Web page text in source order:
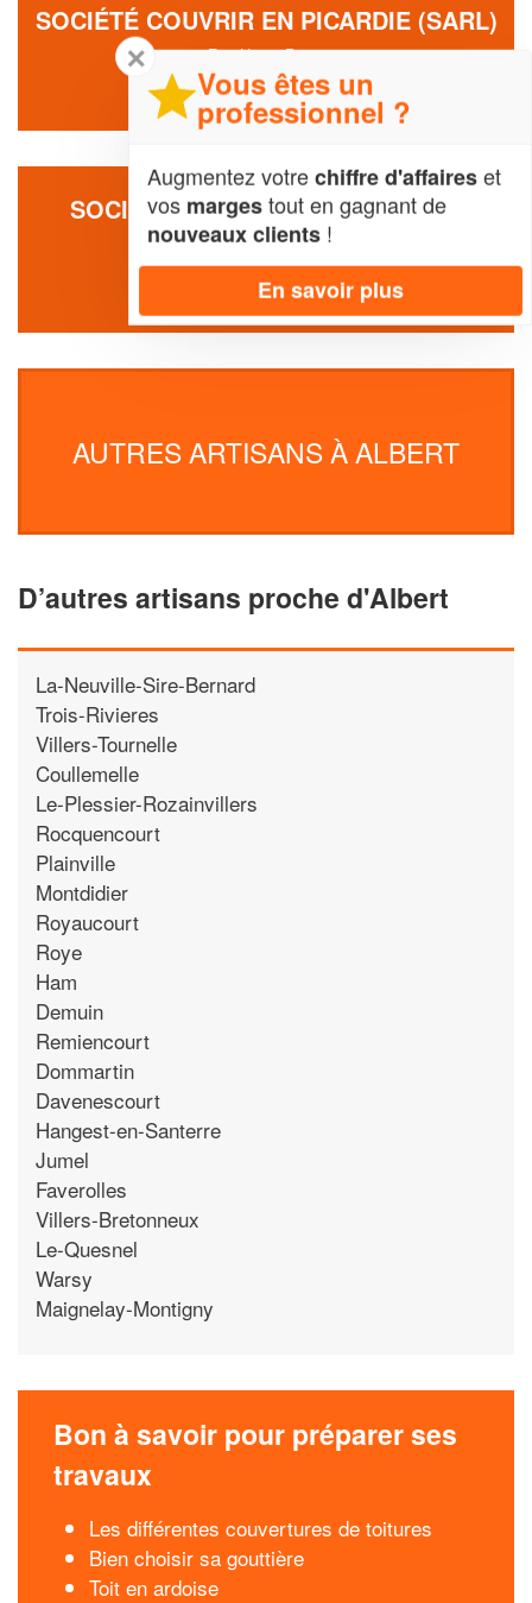
SOCIÉTÉ COUVRIR EN PICARDIE (SARL)
Rue Henry Potez
80300 Albert
SOCIÉTÉ NICOLAU PAULO JORGE
RIBEIRO
23 Rue Des Illieux
80300 Albert
AUTRES ARTISANS À ALBERT
D’autres artisans proche d'Albert
La-Neuville-Sire-Bernard
Trois-Rivieres
Villers-Tournelle
Coullemelle
Le-Plessier-Rozainvillers
Rocquencourt
Plainville
Montdidier
Royaucourt
Roye
Ham
Demuin
Remiencourt
Dommartin
Davenescourt
Hangest-en-Santerre
Jumel
Faverolles
Villers-Bretonneux
Le-Quesnel
Warsy
Maignelay-Montigny
Bon à savoir pour préparer ses
travaux
Les différentes couvertures de toitures
Bien choisir sa gouttière
Toit en ardoise
✕
Vous êtes un
professionnel ?
Augmentez votrechiffre d'affaireset
vos margestout en gagnant de
nouveaux clients !
En savoir plus